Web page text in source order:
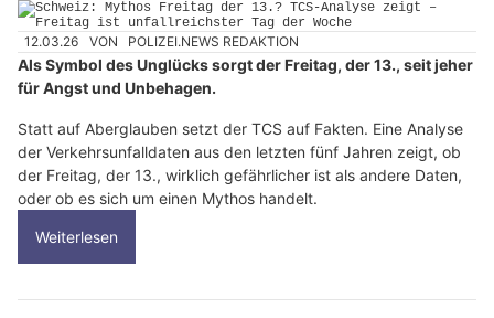
12.03.26 VON POLIZEI.NEWS REDAKTION
Als Symbol des Unglücks sorgt der Freitag, der 13., seit jeher
für Angst und Unbehagen.
Statt auf Aberglauben setzt der TCS auf Fakten. Eine Analyse
der Verkehrsunfalldaten aus den letzten fünf Jahren zeigt, ob
der Freitag, der 13., wirklich gefährlicher ist als andere Daten,
oder ob es sich um einen Mythos handelt.
Weiterlesen